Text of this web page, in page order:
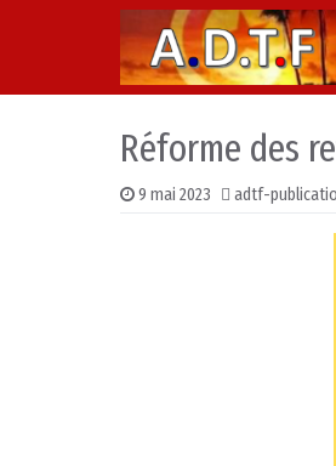
Skip to content
Main Navigation
Réforme des
9 mai 2023 adtf-